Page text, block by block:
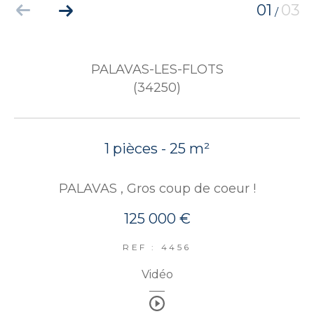
01 / 03
PALAVAS-LES-FLOTS
(34250)
1 pièces - 25 m²
PALAVAS , Gros coup de coeur !
125 000 €
REF : 4456
Vidéo